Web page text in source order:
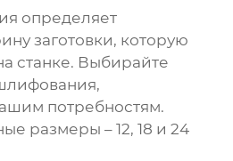
определяет
заготовки, которую
станке. Выбирайте
потребностям.
размеры – 12, 18 и 24